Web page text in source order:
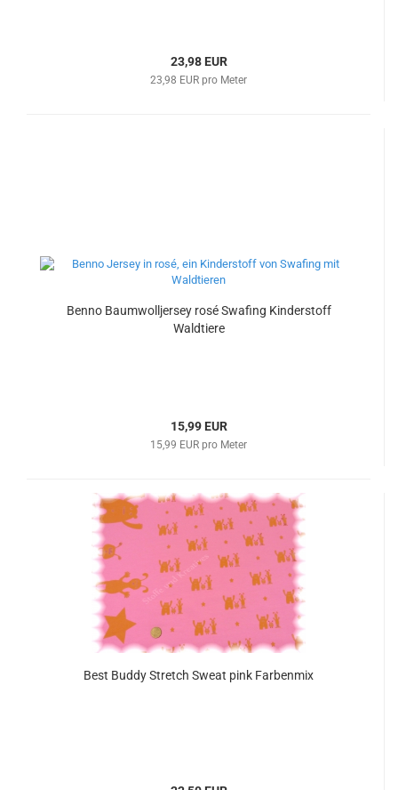
23,98 EUR
23,98 EUR pro Meter
Benno Baumwolljersey rosé Swafing Kinderstoff
Waldtiere
15,99 EUR
15,99 EUR pro Meter
Best Buddy Stretch Sweat pink Farbenmix